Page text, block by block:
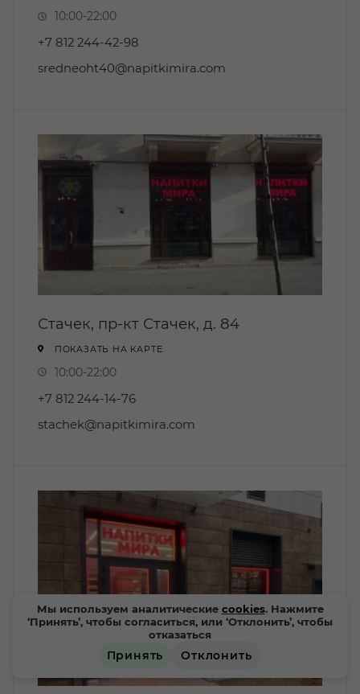
10:00-22:00
+7 812 244-42-98
sredneoht40@napitkimira.com
Стачек, пр-кт Стачек, д. 84
ПОКАЗАТЬ НА КАРТЕ.
10:00-22:00
+7 812 244-14-76
stachek@napitkimira.com
Мы используем аналитические cookies. Нажмите
‘Принять’, чтобы согласиться, или ‘Отклонить’, чтобы
отказаться
Принять Отклонить